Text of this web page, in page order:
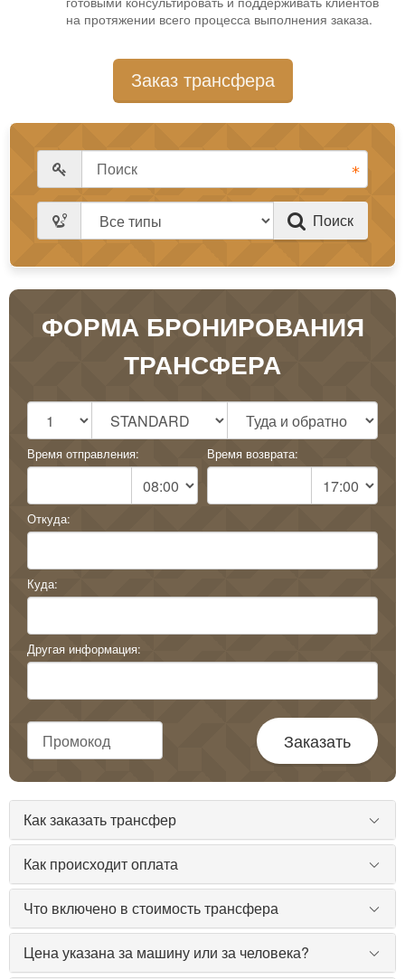
на протяжении всего процесса выполнения заказа.
Заказ трансфера
Поиск
ФОРМА БРОНИРОВАНИЯ
ТРАНСФЕРА
Время отправления: Время возврата:
Откуда:
Куда:
Другая информация:
Заказать
Как заказать трансфер
Как происходит оплата
Что включено в стоимость трансфера
Цена указана за машину или за человека?